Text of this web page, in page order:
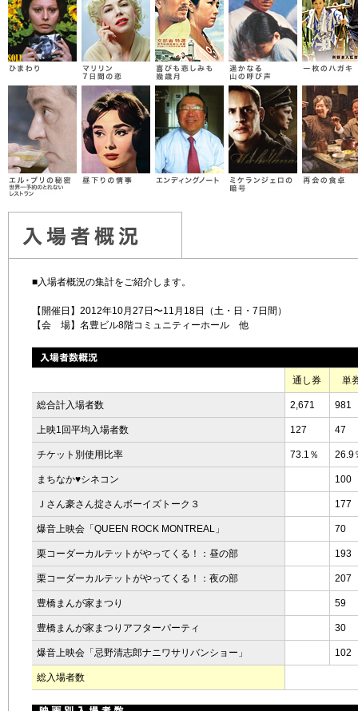
■入場者概況の集計をご紹介します。
【開催日】 2012年10月27日〜11月18日（土・日・7日間）
【会 場】 名豊ビル8階コミュニティーホール 他
通し券 単
総合計入場者数 2,671 981
上映1回平均入場者数 127 47
チケット別使用比率 73.1％ 26.9
まちなか♥シネコン 100
Ｊさん豪さん掟さんボーイズトーク３ 177
爆音上映会「QUEEN ROCK MONTREAL」 70
栗コーダーカルテットがやってくる！：昼の部 193
栗コーダーカルテットがやってくる！：夜の部 207
豊橋まんが家まつり 59
豊橋まんが家まつりアフターパーティ 30
爆音上映会「忌野清志郎ナニワサリバンショー」 102
総入場者数